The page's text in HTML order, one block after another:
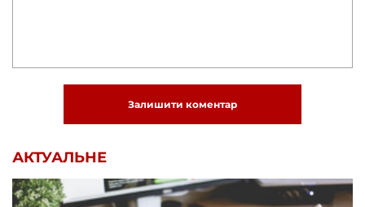
Залишити коментар
АКТУАЛЬНЕ